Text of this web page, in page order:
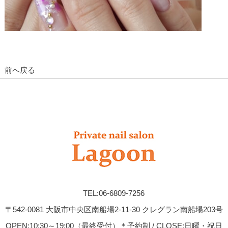
前へ戻る
TEL:06-6809-7256
〒542-0081 大阪市中央区南船場2-11-30 クレグラン南船場203号
OPEN:10:30～19:00（最終受付）＊予約制 / CLOSE:日曜・祝日